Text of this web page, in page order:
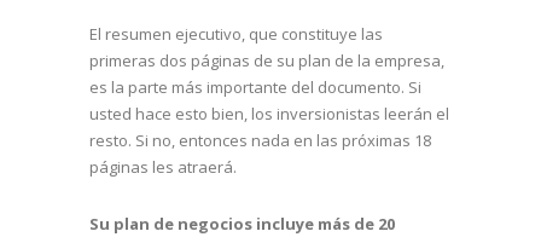
El resumen ejecutivo, que constituye las
primeras dos páginas de su plan de la empresa,
es la parte más importante del documento. Si
usted hace esto bien, los inversionistas leerán el
resto. Si no, entonces nada en las próximas 18
páginas les atraerá.
Su plan de negocios incluye más de 20